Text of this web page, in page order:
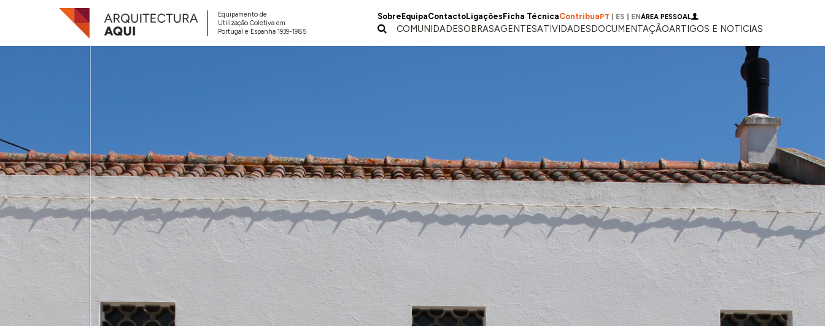
Equipamento de
Utilização Coletiva em
Portugal e Espanha 1939-1985
Sobre EquipaContactoLigações Ficha TécnicaContribuaPT ES ENÁREA PESSOAL
COMUNIDADESOBRASAGENTESATIVIDADESDOCUMENTAÇÃOARTIGOS E NOTICIAS